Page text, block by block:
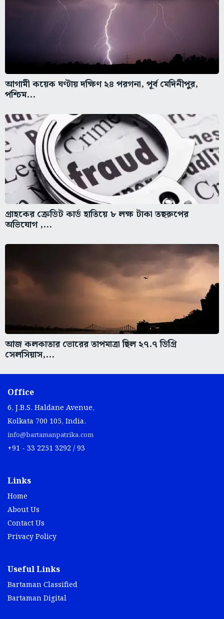
আগামী কয়েক ঘণ্টায় দক্ষিণ ২৪ পরগনা, পূর্ব মেদিনীপুর,
পশ্চিম...
গ্রাহকের ক্রেডিট কার্ড হাতিয়ে ৮ লক্ষ টাকা তছরুপের
অভিযোগ ,...
আজ কলকাতার ভোরের তাপমাত্রা ছিল ২৭.৭ ডিগ্রি
সেলসিয়াস,...
Office
6, J.B.S. Haldane Avenue,
Kolkata 700 105, India.
info@bartamanpatrika.com
+91 - 33 2251 3292 / 93
Links
Home
About Us
Contact Us
Privacy Policy
Useful Links
Bartaman Classified
Bartaman Digital